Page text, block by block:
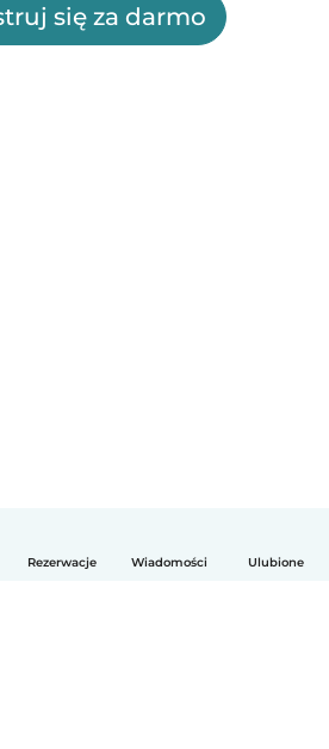
Rezerwacje Wiadomości Ulubione
się za darmo